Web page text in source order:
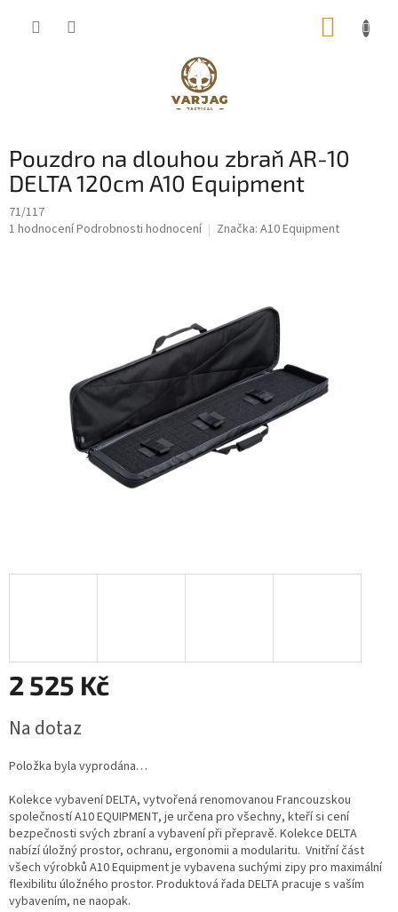
Pouzdro na dlouhou zbraň AR-10
DELTA 120cm A10 Equipment
71/117
Průměrné
1 hodnoceníPodrobnosti hodnocení Značka: A10 Equipment
2 525 Kč
cena:
Na dotaz
Položka byla vyprodána…
Kolekce vybavení DELTA, vytvořená renomovanou Francouzskou
společností A10 EQUIPMENT, je určena pro všechny, kteří si cení
bezpečnosti svých zbraní a vybavení při přepravě. Kolekce DELTA
nabízí úložný prostor, ochranu, ergonomii a modularitu. Vnitřní část
všech výrobků A10 Equipment je vybavena suchými zipy pro maximální
flexibilitu úložného prostor. Produktová řada DELTA pracuje s vaším
vybavením, ne naopak.